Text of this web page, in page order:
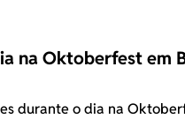
na Oktoberfest em
durante o dia na